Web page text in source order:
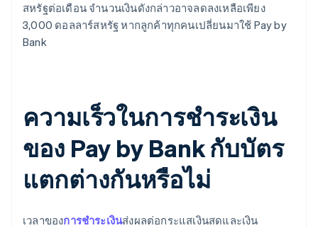
สหรัฐต่อเดือน จำนวนเงินดังกล่าวอาจลดลงเหลือเพียง
3,000 ดอลลาร์สหรัฐ หากลูกค้าทุกคนเปลี่ยนมาใช้ Pay by
Bank
ความเร็วในการชำระเงิน
ของ Pay by Bank กับบัตร
แตกต่างกันหรือไม่
เวลาของการชำระเงินส่งผลต่อกระแสเงินสดและเงิน